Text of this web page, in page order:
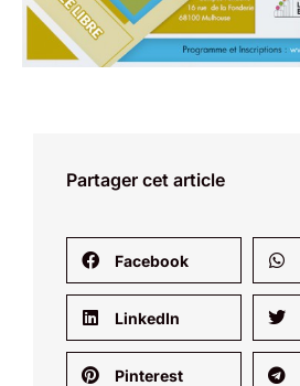
Partager cet article
Facebook
LinkedIn
Pinterest